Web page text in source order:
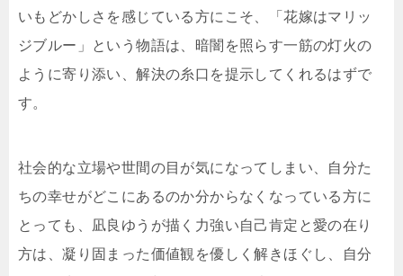
いもどかしさを感じている方にこそ、「花嫁はマリッ
ジブルー」という物語は、暗闇を照らす一筋の灯火の
ように寄り添い、解決の糸口を提示してくれるはずで
す。
社会的な立場や世間の目が気になってしまい、自分た
ちの幸せがどこにあるのか分からなくなっている方に
とっても、凪良ゆうが描く力強い自己肯定と愛の在り
方は、凝り固まった価値観を優しく解きほぐし、自分